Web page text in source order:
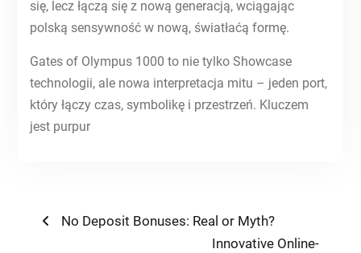
się, lecz łączą się z nową generacją, wciągając
polską sensywność w nową, światłaćą formę.
Gates of Olympus 1000 to nie tylko Showcase
technologii, ale nowa interpretacja mitu – jeden port,
który łączy czas, symbolikę i przestrzeń. Kluczem
jest purpur
PostPrevious
No Deposit Bonuses: Real or Myth?
Next
Innovative Online-